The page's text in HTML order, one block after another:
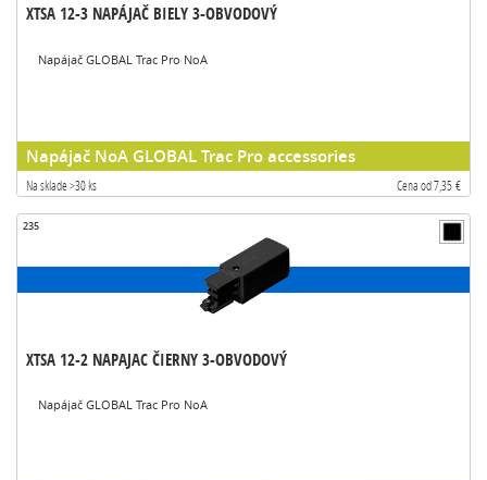
XTSA 12-3 NAPÁJAČ BIELY 3-OBVODOVÝ
Napájač GLOBAL Trac Pro NoA
Napájač NoA GLOBAL Trac Pro accessories
Na sklade >30 ks Cena od 7,35 €
235
XTSA 12-2 NAPAJAC ČIERNY 3-OBVODOVÝ
Napájač GLOBAL Trac Pro NoA